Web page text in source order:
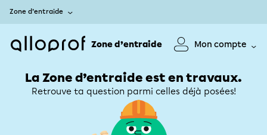
Zone d’entraide
Zone d’entraide Mon compte
La Zone d’entraide est en travaux.
Retrouve ta question parmi celles déjà posées!